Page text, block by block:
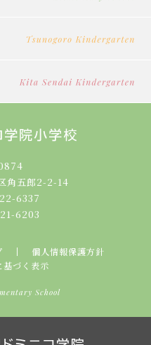
角五郎2-2-14
6337
6203
個人情報保護方針
基づく表示
School